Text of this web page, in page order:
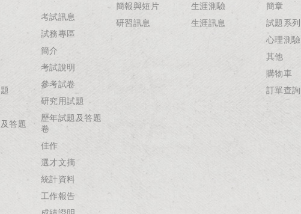
答題
考試訊息
試務專區
簡介
考試說明
參考試卷
研究用試題
歷年試題及答題
卷
佳作
選才文摘
統計資料
工作報告
簡報與短片
研習訊息
生涯測驗
生涯訊息
簡章
試題系列
心理測驗
其他
購物車
訂單查詢